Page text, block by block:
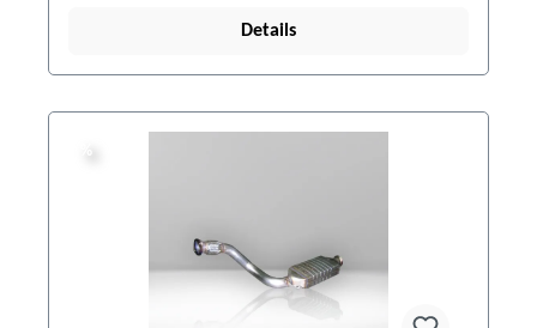
Details